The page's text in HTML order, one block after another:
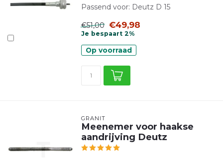
Passend voor: Deutz D 15
€51,00 €49,98
Je bespaart 2%
Op voorraad
GRANIT
Meenemer voor haakse
aandrijving Deutz